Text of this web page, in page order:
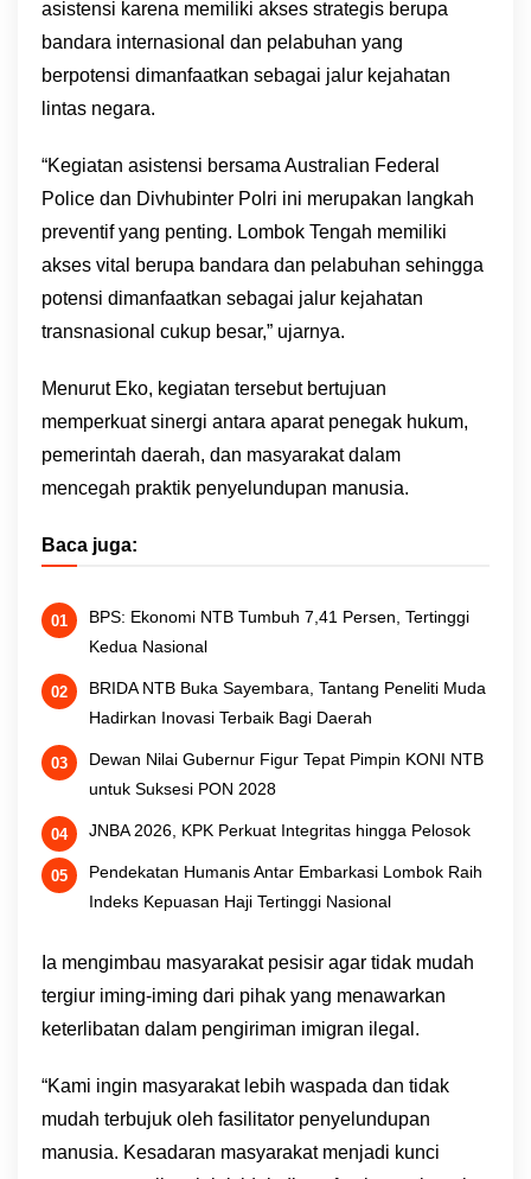
asistensi karena memiliki akses strategis berupa
bandara internasional dan pelabuhan yang
berpotensi dimanfaatkan sebagai jalur kejahatan
lintas negara.
“Kegiatan asistensi bersama Australian Federal
Police dan Divhubinter Polri ini merupakan langkah
preventif yang penting. Lombok Tengah memiliki
akses vital berupa bandara dan pelabuhan sehingga
potensi dimanfaatkan sebagai jalur kejahatan
transnasional cukup besar,” ujarnya.
Menurut Eko, kegiatan tersebut bertujuan
memperkuat sinergi antara aparat penegak hukum,
pemerintah daerah, dan masyarakat dalam
mencegah praktik penyelundupan manusia.
Baca juga:
BPS: Ekonomi NTB Tumbuh 7,41 Persen, Tertinggi
Kedua Nasional
BRIDA NTB Buka Sayembara, Tantang Peneliti Muda
Hadirkan Inovasi Terbaik Bagi Daerah
Dewan Nilai Gubernur Figur Tepat Pimpin KONI NTB
untuk Suksesi PON 2028
JNBA 2026, KPK Perkuat Integritas hingga Pelosok
Pendekatan Humanis Antar Embarkasi Lombok Raih
Indeks Kepuasan Haji Tertinggi Nasional
Ia mengimbau masyarakat pesisir agar tidak mudah
tergiur iming-iming dari pihak yang menawarkan
keterlibatan dalam pengiriman imigran ilegal.
“Kami ingin masyarakat lebih waspada dan tidak
mudah terbujuk oleh fasilitator penyelundupan
manusia. Kesadaran masyarakat menjadi kunci